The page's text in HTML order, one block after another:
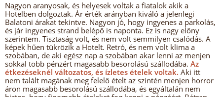
Nagyon aranyosak, és helyesek voltak a fiatalok akik a
Hotelben dolgoztak. Ár érték arányban kiváló a jelenlegi
Balatoni árakat tekintve. Nagyon jó, hogy ingyenes a parkolás,
és jár ingyenes strand belépő is naponta. Ez is nagy előny
szerintem. Tisztaság volt, és nem volt semmilyen csalódás. A
képek hűen tükrözik a Hotelt. Retró, és nem volt klima a
szobában, de aki egész nap a szobában akar lenni az menjen
sokkal több pénzért magasabb besorolású szállodába. Az
étkezéseknél változatos, és ízletes ételek voltak. Aki itt
nem talált magának meg felelő ételt az szintén menjen horror
áron magasabb besorolású szállodába, és egyáltalán nem